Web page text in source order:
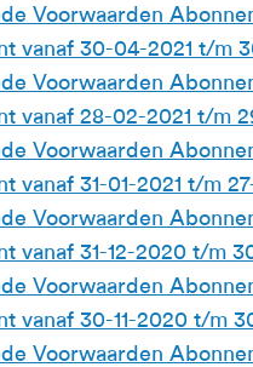
Voorwaarden
vanaf 30-04-2021 t/m
Voorwaarden
vanaf 28-02-2021 t/m
Voorwaarden
vanaf 31-01-2021 t/m
Voorwaarden
vanaf 31-12-2020 t/m
Voorwaarden
vanaf 30-11-2020 t/m
Voorwaarden